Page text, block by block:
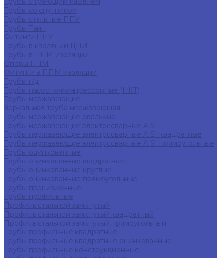
Трубы со спутником
Трубы стальные ППУ
Трубы Твин
Фитинги ППУ
Трубы в изоляции ЦПИ
Трубы в ППМ изоляции
Опоры ППМ
Фитинги в ППМ изоляции
Трубы г/д
Трубы насосно-компрессорные (НКТ)
Трубы нержавеющие
Зеркальная труба нержавеющая
Трубы нержавеющие овальные
Трубы нержавеющие электросварные AISI
Трубы нержавеющие электросварные AISI квадратные
Трубы нержавеющие электросварные AISI прямоугольные
Трубы оцинкованные
Трубы оцинкованные квадратные
Трубы оцинкованные круглые
Трубы оцинкованные прямоугольные
Трубы прецизионные
Трубы профильные
Профиль стальной замкнутый
Профиль стальной замкнутый квадратный
Профиль стальной замкнутый прямоугольный
Трубы профильные квадратные
Трубы профильные квадратные оцинкованные
Трубы профильные конструкционные